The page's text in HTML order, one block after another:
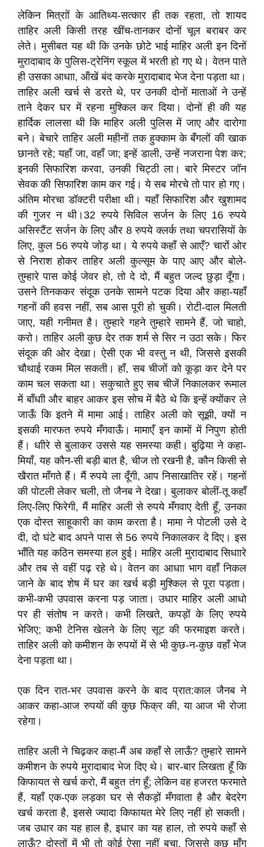
लेकिन मित्राों के आतिथ्य-सत्कार ही तक रहता, तो शायद
ताहिर अली किसी तरह खींच-तानकर दोनों चूल बराबर कर
लेते। मुसीबत यह थी कि उनके छोटे भाई माहिर अली इन दिनों
मुरादाबाद के पुलिस-ट्रेनिंग स्कूल में भरती हो गए थे। वेतन पाते
ही उसका आधाा, ऑंखें बंद करके मुरादाबाद भेज देना पड़ता था।
ताहिर अली खर्च से डरते थे, पर उनकी दोनों माताओं ने उन्हें
ताने देकर घर में रहना मुश्किल कर दिया। दोनों ही की यह
हार्दिक लालसा थी कि माहिर अली पुलिस में जाए और दारोगा
बने। बेचारे ताहिर अली महीनों तक हुक्काम के बँगलों की खाक
छानते रहे; यहाँ जा, वहाँ जा; इन्हें डाली, उन्हें नजराना पेश कर;
इनकी सिफारिश करवा, उनकी चिट्ठी ला। बारे मिस्टर जॉन
सेवक की सिफारिश काम कर गई। ये सब मोरचे तो पार हो गए।
अंतिम मोरचा डॉक्टरी परीक्षा थी। यहाँ सिफारिश और खुशामद
की गुजर न थी।32 रुपये सिविल सर्जन के लिए 16 रुपये
असिस्टैंट सर्जन के लिए और 8 रुपये क्लर्क तथा चपरासियों के
लिए, कुल 56 रुपये जोड़ था। ये रुपये कहाँ से आएँ? चाराेंं ओर
से निराश होकर ताहिर अली कुल्सूम के पाए आए और बोले-
तुम्हारे पास कोई जेवर हो, तो दे दो, मैं बहुत जल्द छुड़ा दूँगा।
उसने तिनककर संदूक उनके सामने पटक दिया और कहा-यहाँ
गहनों की हवस नहीं, सब आस पूरी हो चुकी। रोटी-दाल मिलती
जाए, यही गनीमत है। तुम्हारे गहने तुम्हारे सामने हैं, जो चाहो,
करो। ताहिर अली कुछ देर तक शर्म से सिर न उठा सके। फिर
संदूक की ओर देखा। ऐसी एक भी वस्तु न थी, जिससे इसकी
चौथाई रकम मिल सकती। हाँ, सब चीजों को कूड़ा कर देने पर
काम चल सकता था। सकुचाते हुए सब चीजें निकालकर रूमाल
में बाँधाी और बाहर आकर इस सोच में बैठे थे कि इन्हें क्योंकर ले
जाऊँ कि इतने में मामा आई। ताहिर अली को सूझी, क्यों न
इसकी मारफत रुपये मँगवाऊँ। मामाएँ इन कामों में निपुण होती
हैं। धाीरे से बुलाकर उससे यह समस्या कही। बुढ़िया ने कहा-
मियाँ, यह कौन-सी बड़ी बात है, चीज तो रखनी है, कौन किसी से
खैरात माँगते हैं। मैं रुपये ला दूँगी, आप निसाखातिर रहें। गहनों
की पोटली लेकर चली, तो जैनब ने देखा। बुलाकर बोलीं-तू कहाँ
लिए-लिए फिरेगी, मैं माहिर अली से रुपये मँगवाए देती हूँ, उनका
एक दोस्त साहूकारी का काम करता है। मामा ने पोटली उसे दे
दी, दो घंटे बाद अपने पास से 56 रुपये निकालकर दे दिए। इस
भाँति यह कठिन समस्या हल हुई। माहिर अली मुरादाबाद सिधाारे
और तब से वहीं पढ़ रहे थे। वेतन का आधाा भाग वहाँ निकल
जाने के बाद शेष में घर का खर्च बड़ी मुश्किल से पूरा पड़ता।
कभी-कभी उपवास करना पड़ जाता। उधार माहिर अली आधो
पर ही संतोष न करते। कभी लिखते, कपड़ों के लिए रुपये
भेजिए; कभी टेनिस खेलने के लिए सूट की फरमाइश करते।
ताहिर अली को कमीशन के रुपयों में से भी कुछ-न-कुछ वहाँ भेज
देना पड़ता था।
एक दिन रात-भर उपवास करने के बाद प्रात:काल जैनब ने
आकर कहा-आज रुपयों की कुछ फिक्र की, या आज भी रोजा
रहेगा।
ताहिर अली ने चिढ़कर कहा-मैं अब कहाँ से लाऊँ? तुम्हारे सामने
कमीशन के रुपये मुरादाबाद भेज दिए थे। बार-बार लिखता हूँ कि
किफायत से खर्च करो, मैं बहुत तंग हूँ; लेकिन वह हजरत फरमाते
हैं, यहाँ एक-एक लड़का घर से सैकड़ों मँगवाता है और बेदरेग
खर्च करता है, इससे ज्यादा किफायत मेरे लिए नहीं हो सकती।
जब उधार का यह हाल है, इधार का यह हाल, तो रुपये कहाँ से
लाऊँ? दोस्तों में भी तो कोई ऐसा नहीं बचा, जिससे कुछ माँग